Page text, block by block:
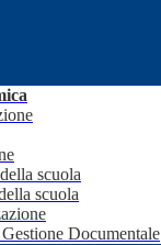
scuola
scuola
Documentale